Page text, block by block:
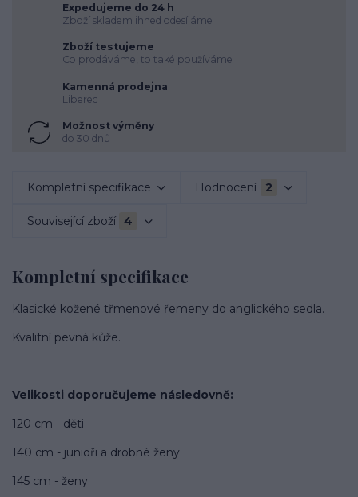
Expedujeme do 24 h
Zboží skladem ihned odesíláme
Zboží testujeme
Co prodáváme, to také používáme
Kamenná prodejna
Liberec
Možnost výměny
do 30 dnů
Kompletní specifikace Hodnocení 2
Související zboží 4
Kompletní specifikace
Klasické kožené třmenové řemeny do anglického sedla.
Kvalitní pevná kůže.
Velikosti doporučujeme následovně:
120 cm - děti
140 cm - junioři a drobné ženy
145 cm - ženy